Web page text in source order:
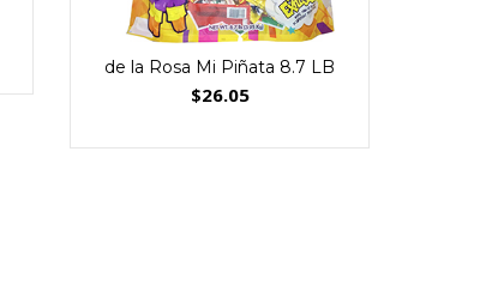
de la Rosa Mi Piñata 8.7 LB
$26.05